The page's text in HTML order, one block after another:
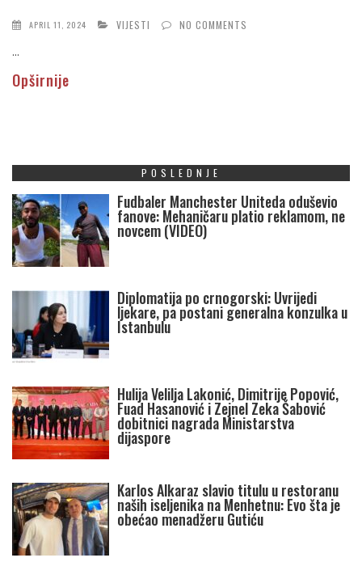
APRIL 11, 2024 VIJESTI NO COMMENTS
...
Opširnije
POSLEDNJE
Fudbaler Manchester Uniteda oduševio
fanove: Mehaničaru platio reklamom, ne
novcem (VIDEO)
Diplomatija po crnogorski: Uvrijedi
ljekare, pa postani generalna konzulka u
Istanbulu
Hulija Velilja Lakonić, Dimitrije Popović,
Fuad Hasanović i Zejnel Zeka Šabović
dobitnici nagrada Ministarstva
dijaspore
Karlos Alkaraz slavio titulu u restoranu
naših iseljenika na Menhetnu: Evo šta je
obećao menadžeru Gutiću